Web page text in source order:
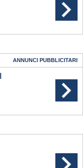
ANNUNCI PUBBLICITARI